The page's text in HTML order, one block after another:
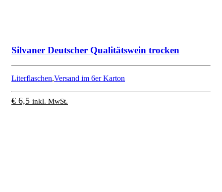
Silvaner Deutscher Qualitätswein trocken
Literflaschen,Versand im 6er Karton
€ 6,5 inkl. MwSt.